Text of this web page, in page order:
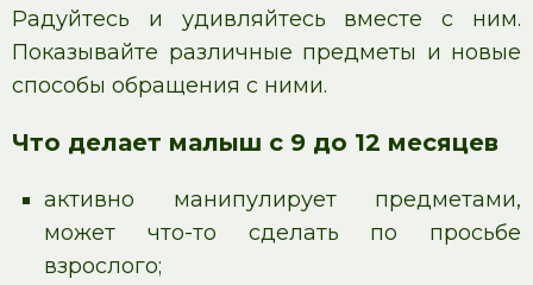
Радуйтесь и удивляйтесь вместе с ним.
Показывайте различные предметы и новые
способы обращения с ними.
Что делает малыш с 9 до 12 месяцев
активно манипулирует предметами,
может что-то сделать по просьбе
взрослого;